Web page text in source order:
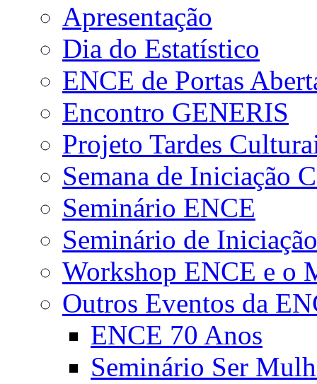
Apresentação
Dia do Estatístico
ENCE de Portas
Encontro GENERIS
Projeto Tardes
Semana de Iniciação
Seminário ENCE
Seminário de
Workshop ENCE e o
Outros Eventos da
ENCE 70 Anos
Seminário Ser